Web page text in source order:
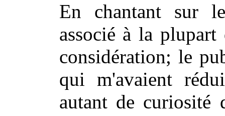
En chantant sur
associé à la plupart
considération; le
qui m'avaient
autant de curiosité